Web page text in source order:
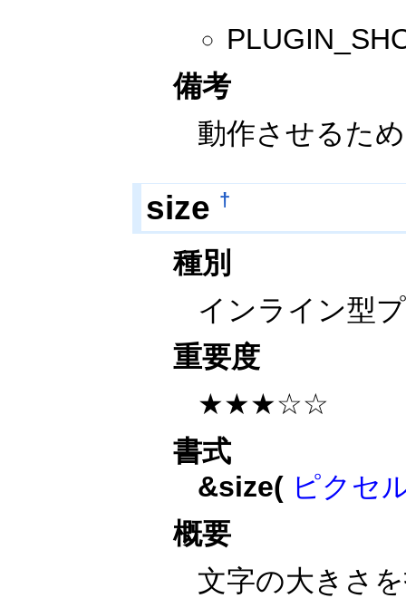
備考
動作させるた
size †
種別
インライン型
重要度
★★★☆☆
書式
&size( ピクセ
概要
文字の大きさ